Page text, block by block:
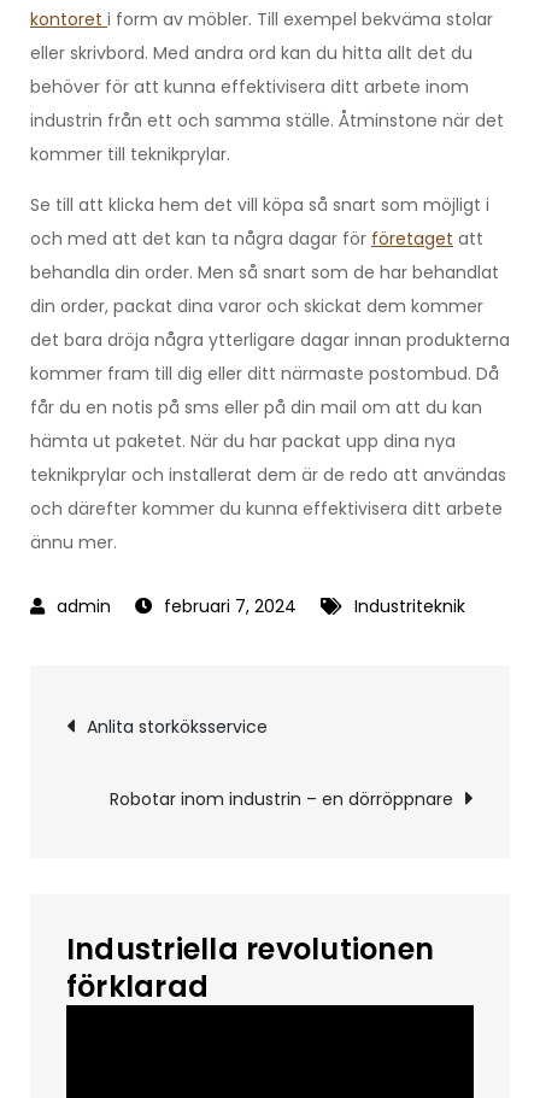
kontoret i form av möbler. Till exempel bekväma stolar
eller skrivbord. Med andra ord kan du hitta allt det du
behöver för att kunna effektivisera ditt arbete inom
industrin från ett och samma ställe. Åtminstone när det
kommer till teknikprylar.
Se till att klicka hem det vill köpa så snart som möjligt i
och med att det kan ta några dagar för företaget att
behandla din order. Men så snart som de har behandlat
din order, packat dina varor och skickat dem kommer
det bara dröja några ytterligare dagar innan produkterna
kommer fram till dig eller ditt närmaste postombud. Då
får du en notis på sms eller på din mail om att du kan
hämta ut paketet. När du har packat upp dina nya
teknikprylar och installerat dem är de redo att användas
och därefter kommer du kunna effektivisera ditt arbete
ännu mer.
februari 7, 2024 Industriteknik
Inläggsnavigering
Anlita storköksservice
Robotar inom industrin – en dörröppnare
Industriella revolutionen
förklarad